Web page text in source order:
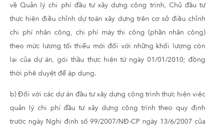
về Quản lý chi phí đầu tư xây dựng công trình, Chủ đầu tư
thực hiện điều chỉnh dự toán xây dựng trên cơ sở điều chỉnh
chi phí nhân công, chi phí máy thi công (phần nhân công)
theo mức lương tối thiểu mới đối với những khối lượng còn
lại của dự án, gói thầu thực hiện từ ngày 01/01/2010; đồng
thời phê duyệt để áp dụng.
b) Đối với các dự án đầu tư xây dựng công trình thực hiện việc
quản lý chi phí đầu tư xây dựng công trình theo quy định
trước ngày Nghị định số 99/2007/NĐ-CP ngày 13/6/2007 của